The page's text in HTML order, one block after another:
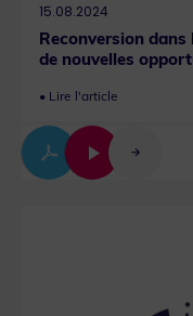
15.08.2024
Reconversion
de nouvelles